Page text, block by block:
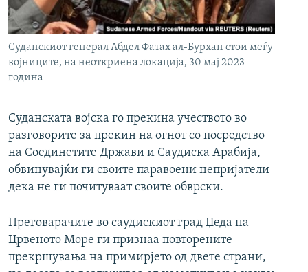
РСЕ веб страници
Суданскиот генерал Абдел Фатах ал-Бурхан стои меѓу
војниците, на неоткриена локација, 30 мај 2023
година
Суданската војска го прекина учеството во
разговорите за прекин на огнот со посредство
на Соединетите Држави и Саудиска Арабија,
обвинувајќи ги своите паравоени непријатели
дека не ги почитуваат своите обврски.
Преговарачите во саудискиот град Џеда на
Црвеното Море ги признаа повторените
прекршувања на примирјето од двете страни,